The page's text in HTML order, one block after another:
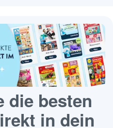
die besten
in dein